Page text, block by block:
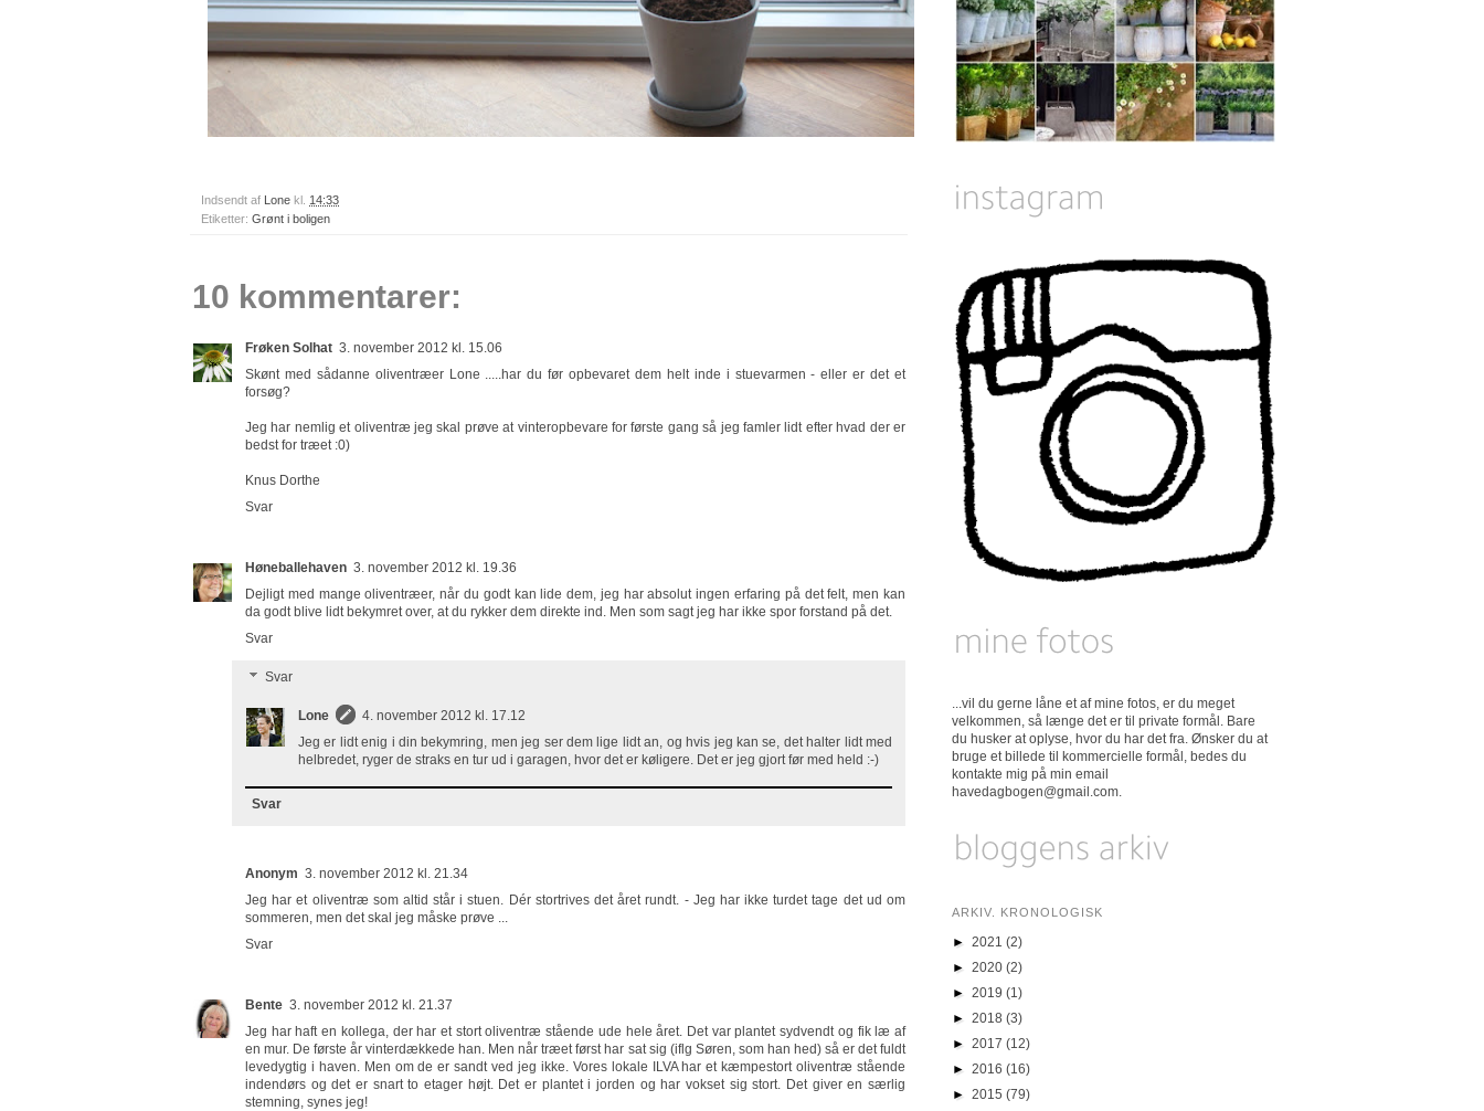
Indsendt af Lone kl. 14:33
Etiketter: Grønt i boligen
10 kommentarer:
Frøken Solhat 3. november 2012 kl. 15.06
Skønt med sådanne oliventræer Lone .....har du før opbevaret dem helt inde i stuevarmen - eller er det et
forsøg?
Jeg har nemlig et oliventræ jeg skal prøve at vinteropbevare for første gang så jeg famler lidt efter hvad der er
bedst for træet :0)
Knus Dorthe
Svar
Høneballehaven 3. november 2012 kl. 19.36
Dejligt med mange oliventræer, når du godt kan lide dem, jeg har absolut ingen erfaring på det felt, men kan
da godt blive lidt bekymret over, at du rykker dem direkte ind. Men som sagt jeg har ikke spor forstand på det.
Svar
Svar
Lone
4. november 2012 kl. 17.12
Jeg er lidt enig i din bekymring, men jeg ser dem lige lidt an, og hvis jeg kan se, det halter lidt med
helbredet, ryger de straks en tur ud i garagen, hvor det er køligere. Det er jeg gjort før med held :-)
Svar
Anonym 3. november 2012 kl. 21.34
Jeg har et oliventræ som altid står i stuen. Dér stortrives det året rundt. - Jeg har ikke turdet tage det ud om
sommeren, men det skal jeg måske prøve ...
Svar
Bente 3. november 2012 kl. 21.37
Jeg har haft en kollega, der har et stort oliventræ stående ude hele året. Det var plantet sydvendt og fik læ af
en mur. De første år vinterdækkede han. Men når træet først har sat sig (iflg Søren, som han hed) så er det fuldt
levedygtig i haven. Men om de er sandt ved jeg ikke. Vores lokale ILVA har et kæmpestort oliventræ stående
indendørs og det er snart to etager højt. Det er plantet i jorden og har vokset sig stort. Det giver en særlig
stemning, synes jeg!
...vil du gerne låne et af mine fotos, er du meget
velkommen, så længe det er til private formål. Bare
du husker at oplyse, hvor du har det fra. Ønsker du at
bruge et billede til kommercielle formål, bedes du
kontakte mig på min email
havedagbogen@gmail.com.
ARKIV. KRONOLOGISK
► 2021 (2)
► 2020 (2)
► 2019 (1)
► 2018 (3)
► 2017 (12)
► 2016 (16)
► 2015 (79)